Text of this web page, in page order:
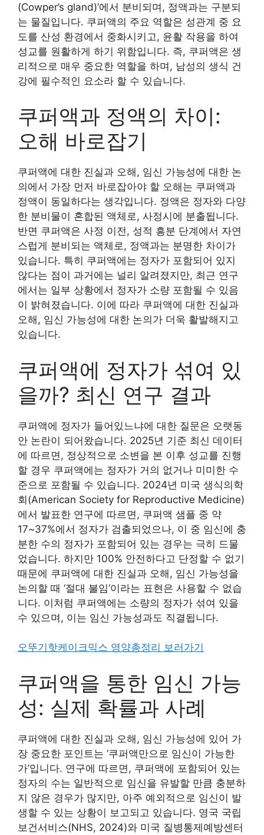
(Cowper’s gland)’에서 분비되며, 정액과는 구분되
는 물질입니다. 쿠퍼액의 주요 역할은 성관계 중 요
도를 산성 환경에서 중화시키고, 윤활 작용을 하여
성교를 원활하게 하기 위함입니다. 즉, 쿠퍼액은 생
리적으로 매우 중요한 역할을 하며, 남성의 생식 건
강에 필수적인 요소라 할 수 있습니다.
쿠퍼액과 정액의 차이:
오해 바로잡기
쿠퍼액에 대한 진실과 오해, 임신 가능성에 대한 논
의에서 가장 먼저 바로잡아야 할 오해는 쿠퍼액과
정액이 동일하다는 생각입니다. 정액은 정자와 다양
한 분비물이 혼합된 액체로, 사정시에 분출됩니다.
반면 쿠퍼액은 사정 이전, 성적 흥분 단계에서 자연
스럽게 분비되는 액체로, 정액과는 분명한 차이가
있습니다. 특히 쿠퍼액에는 정자가 포함되어 있지
않다는 점이 과거에는 널리 알려졌지만, 최근 연구
에서는 일부 상황에서 정자가 소량 포함될 수 있음
이 밝혀졌습니다. 이에 따라 쿠퍼액에 대한 진실과
오해, 임신 가능성에 대한 논의가 더욱 활발해지고
있습니다.
쿠퍼액에 정자가 섞여 있
을까? 최신 연구 결과
쿠퍼액에 정자가 들어있느냐에 대한 질문은 오랫동
안 논란이 되어왔습니다. 2025년 기준 최신 데이터
에 따르면, 정상적으로 소변을 본 이후 성교를 진행
할 경우 쿠퍼액에는 정자가 거의 없거나 미미한 수
준으로 포함될 수 있습니다. 2024년 미국 생식의학
회(American Society for Reproductive Medicine)
에서 발표한 연구에 따르면, 쿠퍼액 샘플 중 약
17~37%에서 정자가 검출되었으나, 이 중 임신에 충
분한 수의 정자가 포함되어 있는 경우는 극히 드물
었습니다. 하지만 100% 안전하다고 단정할 수 없기
때문에 쿠퍼액에 대한 진실과 오해, 임신 가능성을
논의할 때 ‘절대 불임’이라는 표현은 사용할 수 없습
니다. 이처럼 쿠퍼액에는 소량의 정자가 섞여 있을
수 있으며, 이는 임신 가능성과도 직결됩니다.
오뚜기핫케이크믹스 영양총정리 보러가기
쿠퍼액을 통한 임신 가능
성: 실제 확률과 사례
쿠퍼액에 대한 진실과 오해, 임신 가능성에 있어 가
장 중요한 포인트는 ‘쿠퍼액만으로 임신이 가능한
가’입니다. 연구에 따르면, 쿠퍼액에 포함되어 있는
정자의 수는 일반적으로 임신을 유발할 만큼 충분하
지 않은 경우가 많지만, 아주 예외적으로 임신이 발
생할 수 있는 상황이 보고되고 있습니다. 영국 국립
보건서비스(NHS, 2024)와 미국 질병통제예방센터